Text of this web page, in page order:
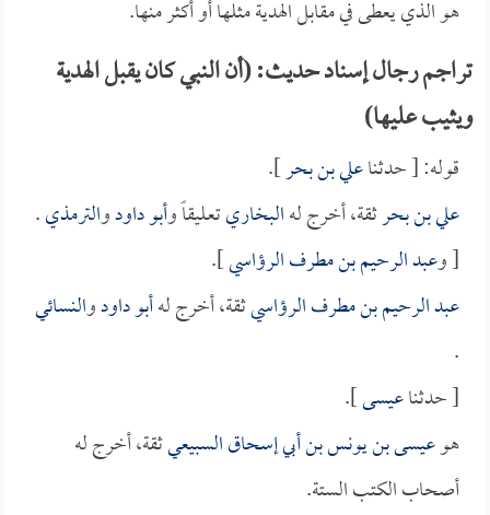
هو الذي يعطى في مقابل الهدية مثلها أو أكثر منها.
تراجم رجال إسناد حديث: (أن النبي كان يقبل الهدية
ويثيب عليها)
قوله: [ حدثناعلي بن بحر].
علي بن بحرثقة، أخرج لهالبخاريتعليقاً وأبو داودوالترمذي.
[ وعبد الرحيم بن مطرف الرؤاسي].
عبد الرحيم بن مطرف الرؤاسيثقة، أخرج لهأبو داودوالنسائي
.
[ حدثناعيسى].
هوعيسى بن يونس بن أبي إسحاق السبيعيثقة، أخرج له
أصحاب الكتب الستة.